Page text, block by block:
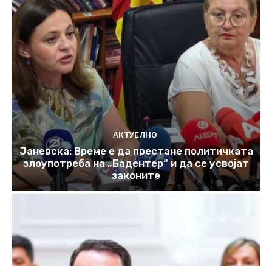
АКТУЕЛНО
Јаневска: Време е да престане политичката
злоупотреба на „Бадентер“ и да се усвојат
законите